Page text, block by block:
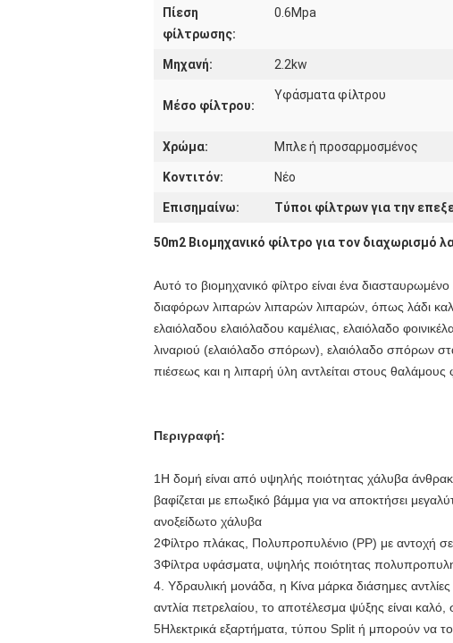
Πίεση
φίλτρωσης:
0.6Mpa
Μηχανή: 2.2kw
Μέσο φίλτρου:
Υφάσματα φίλτρου
Χρώμα: Μπλε ή προσαρμοσμένος
Κοντιτόν: Νέο
Επισημαίνω: Τύποι φίλτρων για την
50m2 Βιομηχανικό φίλτρο για τον διαχωρισμό
Αυτό το βιομηχανικό φίλτρο είναι ένα
διαφόρων λιπαρών λιπαρών λιπαρών, όπως λάδι
ελαιόλαδου ελαιόλαδου καμέλιας, ελαιόλαδο
λιναριού (ελαιόλαδο σπόρων), ελαιόλαδο σπόρων
πιέσεως και η λιπαρή ύλη αντλείται στους
Περιγραφή:
1Η δομή είναι από υψηλής ποιότητας χάλυβα
βαφίζεται με επωξικό βάμμα για να αποκτήσει
ανοξείδωτο χάλυβα
2Φίλτρο πλάκας, Πολυπροπυλένιο (PP) με αντοχή
3Φίλτρα υφάσματα, υψηλής ποιότητας
4. Υδραυλική μονάδα, η Κίνα μάρκα διάσημες
αντλία πετρελαίου, το αποτέλεσμα ψύξης είναι
5Ηλεκτρικά εξαρτήματα, τύπου Split ή μπορούν να